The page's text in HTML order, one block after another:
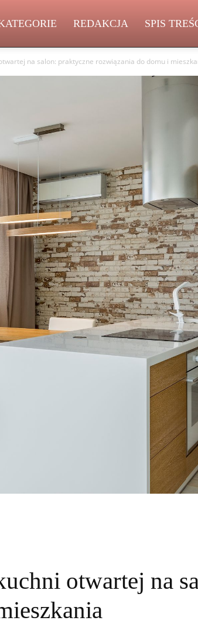
REDAKCJA SPIS
na salon: praktyczne rozwiązania do domu i
otwartej na